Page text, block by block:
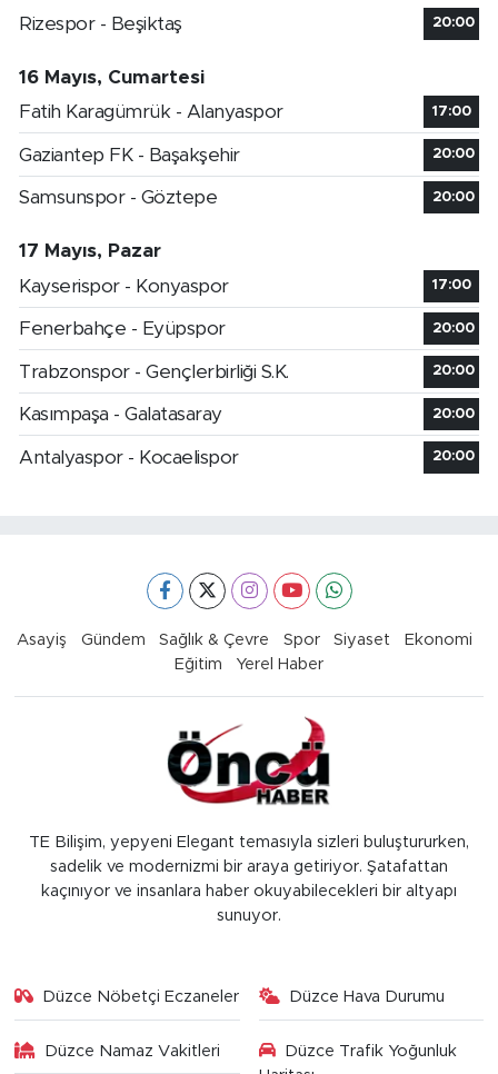
Rizespor - Beşiktaş
20:00
16 Mayıs, Cumartesi
Fatih Karagümrük - Alanyaspor
17:00
Gaziantep FK - Başakşehir 20:00
Samsunspor - Göztepe 20:00
17 Mayıs, Pazar
Kayserispor - Konyaspor
17:00
Fenerbahçe - Eyüpspor 20:00
Trabzonspor - Gençlerbirliği S.K. 20:00
Kasımpaşa - Galatasaray 20:00
Antalyaspor - Kocaelispor 20:00
Asayiş Gündem Sağlık & Çevre Spor Siyaset
Ekonomi
Eğitim
Yerel Haber
TE Bilişim, yepyeni Elegant temasıyla sizleri buluştururken,
sadelik ve modernizmi bir araya getiriyor. Şatafattan
kaçınıyor ve insanlara haber okuyabilecekleri bir altyapı
sunuyor.
Düzce Nöbetçi Eczaneler Düzce Hava Durumu
Düzce Namaz Vakitleri
Düzce Trafik Yoğunluk